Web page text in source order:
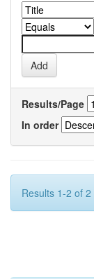
Results/Page
In order
Results 1-2 of